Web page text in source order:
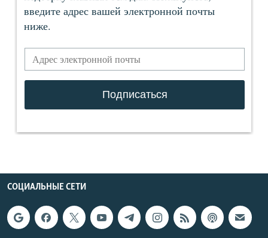
СОЦИАЛЬНЫЕ СЕТИ